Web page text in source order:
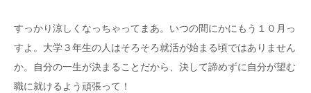
すっかり涼しくなっちゃってまあ。いつの間にかにもう１０月っ
すよ。大学３年生の人はそろそろ就活が始まる頃ではありません
か。自分の一生が決まることだから、決して諦めずに自分が望む
職に就けるよう頑張って！